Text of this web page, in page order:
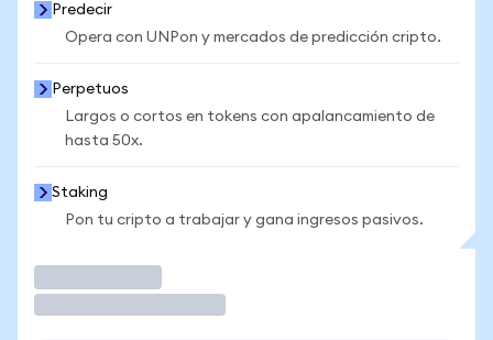
Predecir
Opera con UNPon y mercados de predicción cripto.
Perpetuos
Largos o cortos en tokens con apalancamiento de
hasta 50x.
Staking
Pon tu cripto a trabajar y gana ingresos pasivos.